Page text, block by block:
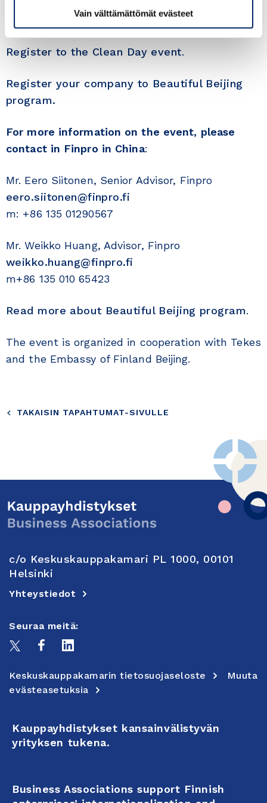
Vain välttämättömät evästeet
sectors
– Finnish technology & solution providers
Register to the Clean Day event.
Register your company to Beautiful Beijing
program.
For more information on the event, please
contact in Finpro in China:
Mr. Eero Siitonen, Senior Advisor, Finpro
eero.siitonen@finpro.fi
m: +86 135 01290567
Mr. Weikko Huang, Advisor, Finpro
weikko.huang@finpro.fi
m+86 135 010 65423
Read more about Beautiful Beijing program.
The event is organized in cooperation with Tekes
and the Embassy of Finland Beijing.
TAKAISIN TAPAHTUMAT-SIVULLE
c/o Keskuskauppakamari PL 1000, 00101
Helsinki
Yhteystiedot
Seuraa meitä:
Keskuskauppakamarin tietosuojaseloste
Muuta
evästeasetuksia
Kauppayhdistykset kansainvälistyvän
yrityksen tukena.
Business Associations support Finnish